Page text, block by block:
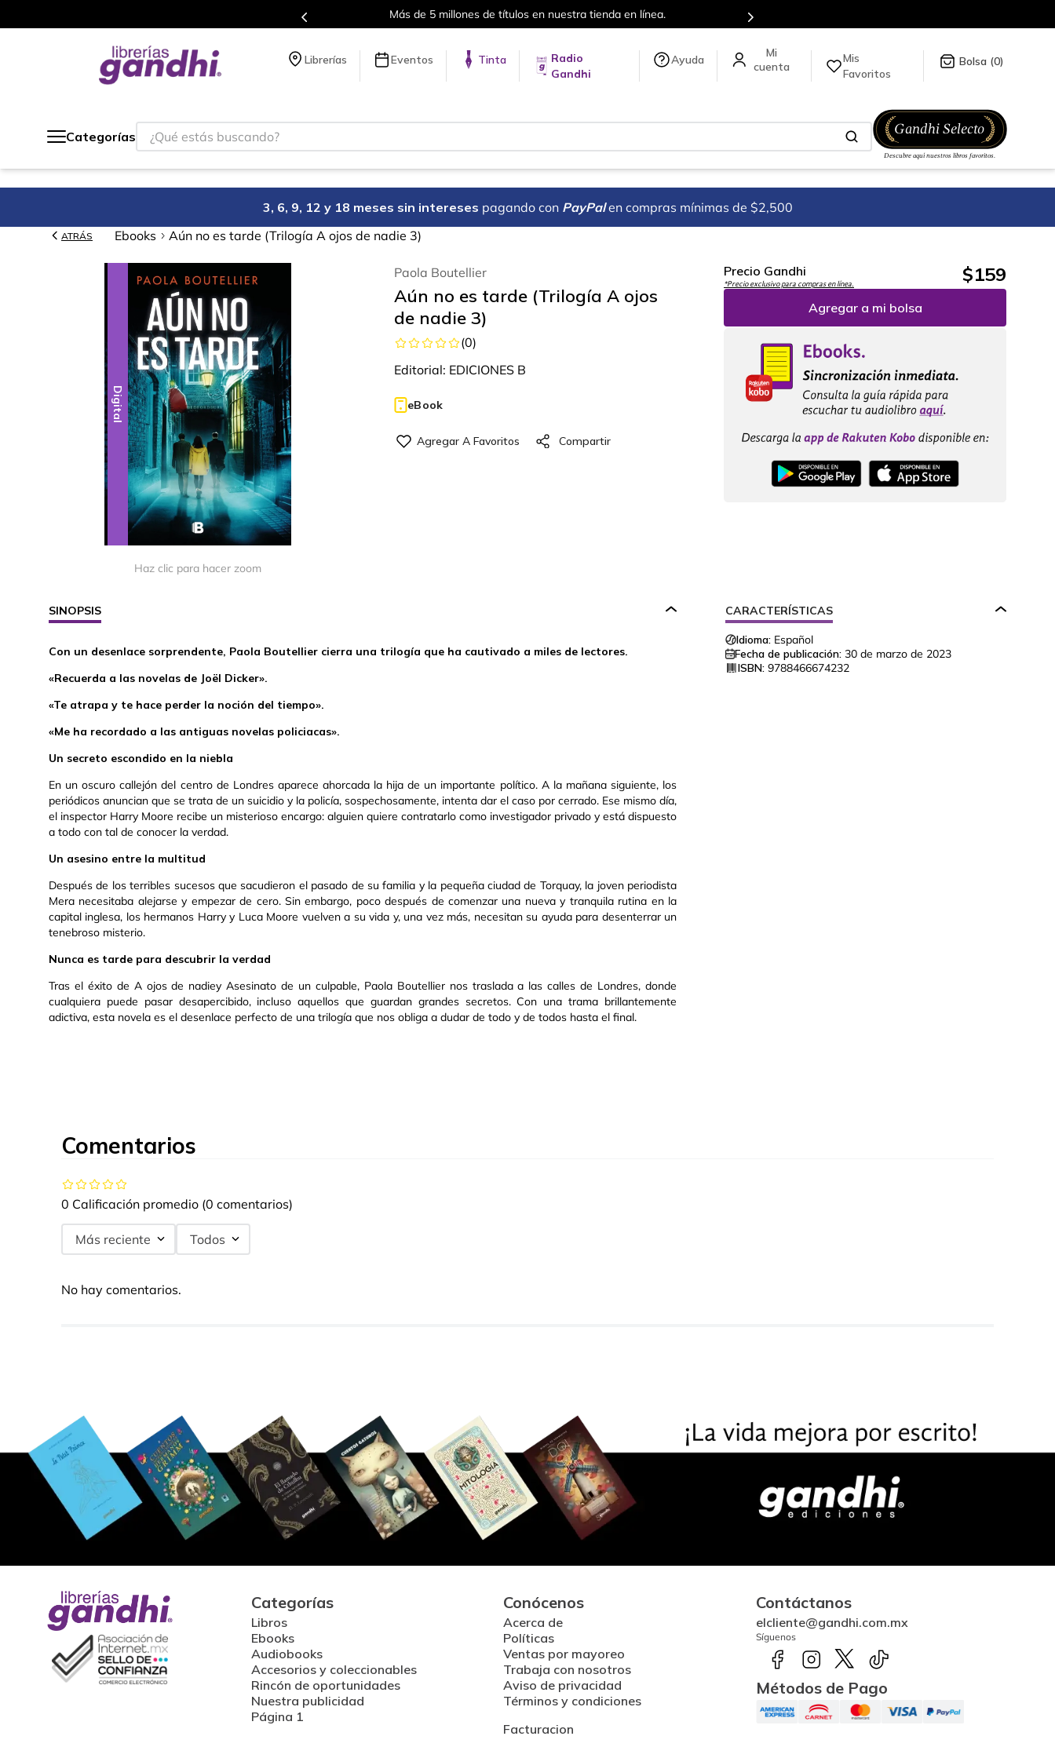
Más de 5 millones de títulos en nuestra tienda en línea.
Librerías Eventos Tinta
Radio
Gandhi
Ayuda
Mis
Favoritos
0
Categorías
¿Qué estás buscando?
3, 6, 9, 12 y 18 meses sin intereses pagando con PayPal en compras mínimas de $2,500
ATRÁS Ebooks Aún no es tarde (Trilogía A ojos de nadie 3)
Digital
Haz clic para hacer zoom
Paola Boutellier
Aún no es tarde (Trilogía A ojos
de nadie 3)
(0)
Editorial: EDICIONES B
eBook
Precio Gandhi
*Precio exclusivo para compras en línea. $159
Agregar a mi bolsa
SINOPSIS
Con un desenlace sorprendente, Paola Boutellier cierra una trilogía que ha cautivado a miles de lectores.
«Recuerda a las novelas de Joël Dicker».
«Te atrapa y te hace perder la noción del tiempo».
«Me ha recordado a las antiguas novelas policiacas».
Un secreto escondido en la niebla
En un oscuro callejón del centro de Londres aparece ahorcada la hija de un importante político. A la mañana siguiente, los
periódicos anuncian que se trata de un suicidio y la policía, sospechosamente, intenta dar el caso por cerrado. Ese mismo día,
el inspector Harry Moore recibe un misterioso encargo: alguien quiere contratarlo como investigador privado y está dispuesto
a todo con tal de conocer la verdad.
Un asesino entre la multitud
Después de los terribles sucesos que sacudieron el pasado de su familia y la pequeña ciudad de Torquay, la joven periodista
Mera necesitaba alejarse y empezar de cero. Sin embargo, poco después de comenzar una nueva y tranquila rutina en la
capital inglesa, los hermanos Harry y Luca Moore vuelven a su vida y, una vez más, necesitan su ayuda para desenterrar un
tenebroso misterio.
Nunca es tarde para descubrir la verdad
Tras el éxito de A ojos de nadiey Asesinato de un culpable, Paola Boutellier nos traslada a las calles de Londres, donde
cualquiera puede pasar desapercibido, incluso aquellos que guardan grandes secretos. Con una trama brillantemente
adictiva, esta novela es el desenlace perfecto de una trilogía que nos obliga a dudar de todo y de todos hasta el final.
CARACTERÍSTICAS
Idioma: Español
Fecha de publicación: 30 de marzo de 2023
ISBN: 9788466674232
Comentarios
0 Calificación promedio (0 comentarios)
Más reciente Todos
No hay comentarios.
Categorías
Libros
Ebooks
Audiobooks
Accesorios y coleccionables
Rincón de oportunidades
Nuestra publicidad
Página 1
Conócenos
Acerca de
Políticas
Ventas por mayoreo
Trabaja con nosotros
Aviso de privacidad
Términos y condiciones
Facturacion
Contáctanos
elcliente@gandhi.com.mx
Síguenos
Métodos de Pago